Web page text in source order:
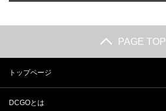
PAGE TOP
トップページ
DCGOとは